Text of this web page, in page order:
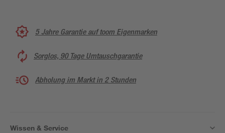
5 Jahre Garantie auf toom Eigenmarken
Sorglos, 90 Tage Umtauschgarantie
Abholung im Markt in 2 Stunden
Wissen & Service